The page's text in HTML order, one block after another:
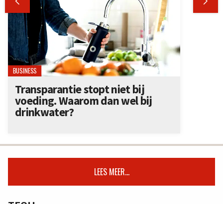
BUSINESS
Transparantie stopt niet bij
voeding. Waarom dan wel bij
drinkwater?
LEES MEER...